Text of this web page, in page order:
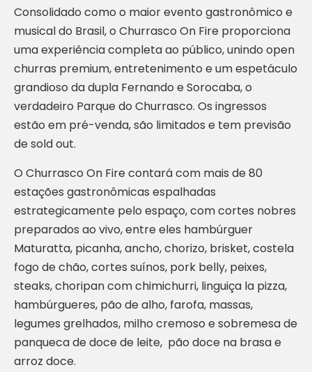
Consolidado como o maior evento gastronômico e
musical do Brasil, o Churrasco On Fire proporciona
uma experiência completa ao público, unindo open
churras premium, entretenimento e um espetáculo
grandioso da dupla Fernando e Sorocaba, o
verdadeiro Parque do Churrasco. Os ingressos
estão em pré-venda, são limitados e tem previsão
de sold out.
O Churrasco On Fire contará com mais de 80
estações gastronômicas espalhadas
estrategicamente pelo espaço, com cortes nobres
preparados ao vivo, entre eles hambúrguer
Maturatta, picanha, ancho, chorizo, brisket, costela
fogo de chão, cortes suínos, pork belly, peixes,
steaks, choripan com chimichurri, linguiça la pizza,
hambúrgueres, pão de alho, farofa, massas,
legumes grelhados, milho cremoso e sobremesa de
panqueca de doce de leite, pão doce na brasa e
arroz doce.